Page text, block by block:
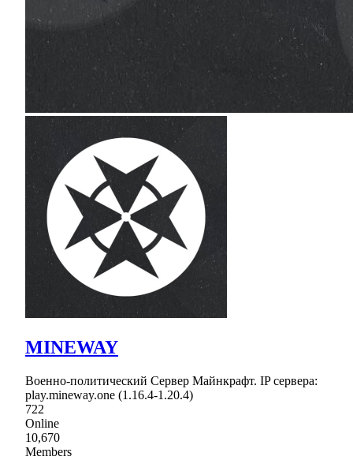
MINEWAY
Военно-политический Сервер Майнкрафт. IP сервера:
play.mineway.one (1.16.4-1.20.4)
722
Online
10,670
Members